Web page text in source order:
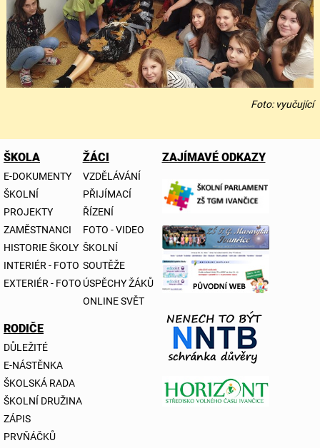
Foto: vyučující
ŠKOLA
E-DOKUMENTY
ŠKOLNÍ
PROJEKTY
ZAMĚSTNANCI
HISTORIE ŠKOLY
INTERIÉR - FOTO
EXTERIÉR - FOTO
ŽÁCI
VZDĚLÁVÁNÍ
PŘIJÍMACÍ
ŘÍZENÍ
FOTO - VIDEO
ŠKOLNÍ
SOUTĚŽE
ÚSPĚCHY ŽÁKŮ
ONLINE SVĚT
RODIČE
DŮLEŽITÉ
E-NÁSTĚNKA
ŠKOLSKÁ RADA
ŠKOLNÍ DRUŽINA
ZÁPIS
PRVŇÁČKŮ
ZAJÍMAVÉ ODKAZY